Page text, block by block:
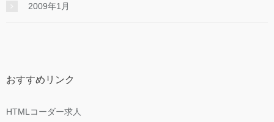
2009年1月
おすすめリンク
HTMLコーダー求人